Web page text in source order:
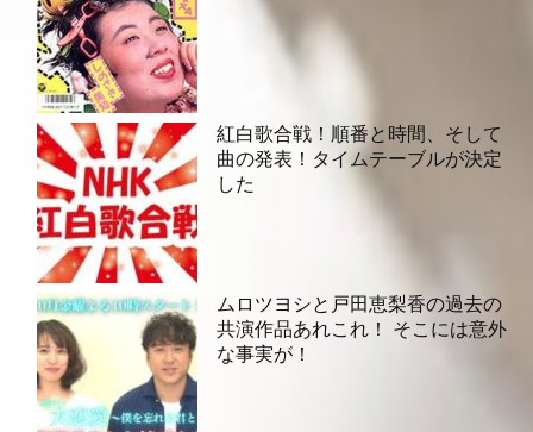
紅白歌合戦！順番と時間、そして
曲の発表！タイムテーブルが決定
した
ムロツヨシと戸田恵梨香の過去の
共演作品あれこれ！ そこには意外
な事実が！